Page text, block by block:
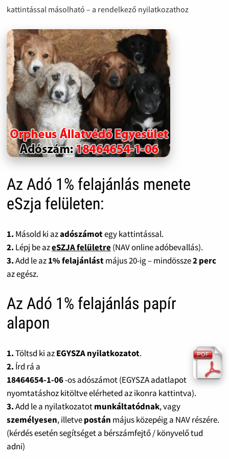
kattintással másolható – a rendelkező nyilatkozathoz
Az Adó 1% felajánlás menete
eSzja felületen:
1. Másold ki azadószámotegy kattintással.
2. Lépj be azeSZJA felületre(NAV online adóbevallás).
3.Add le az1% felajánlástmájus 20-ig – mindössze2 perc
az egész.
Az Adó 1% felajánlás papír
alapon
1.Töltsd ki azEGYSZA nyilatkozatot.
2. Írd rá a
18464654-1-06-os adószámot (EGYSZA adatlapot
nyomtatáshoz kitöltve elérheted az ikonra kattintva).
3.Add le a nyilatkozatotmunkáltatódnak, vagy
személyesen, illetvepostán május közepéig a NAV részére.
(kérdés esetén segítséget a bérszámfejtő / könyvelő tud
adni)